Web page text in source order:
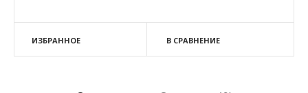
ИЗБРАННОЕ В СРАВНЕНИЕ